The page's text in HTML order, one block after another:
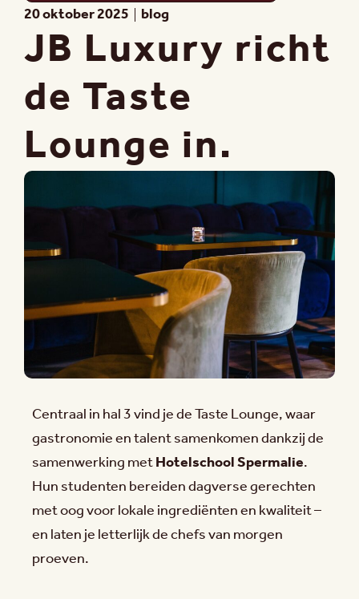
20 oktober 2025 blog
JB Luxury richt
de Taste
Lounge in.
Centraal in hal 3 vind je de Taste Lounge, waar
gastronomie en talent samenkomen dankzij de
samenwerking metHotelschool Spermalie.
Hun studenten bereiden dagverse gerechten
met oog voor lokale ingrediënten en kwaliteit –
en laten je letterlijk de chefs van morgen
proeven.